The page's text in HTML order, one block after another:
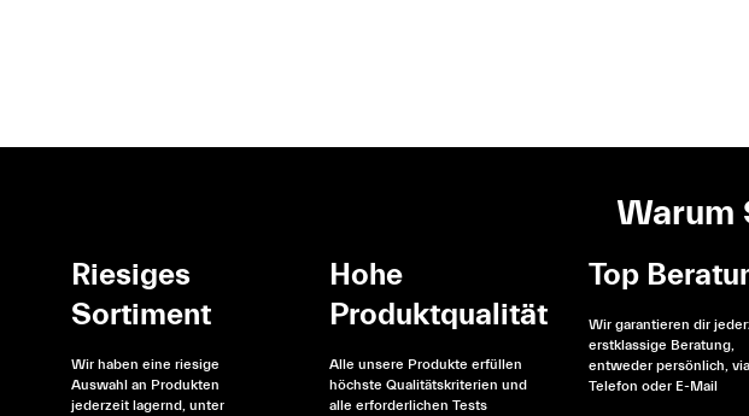
Warum
Riesiges
Sortiment
Wir haben eine riesige
Auswahl an Produkten
jederzeit lagernd, unter
Hohe
Produktqualität
Alle unsere Produkte erfüllen
höchste Qualitätskriterien und
alle erforderlichen Tests
Top
Wir garantieren dir
erstklassige Beratung,
entweder persönlich, via
Telefon oder E-Mail